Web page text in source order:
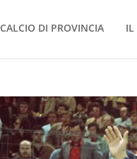
CALCIO DI PROVINCIA IL